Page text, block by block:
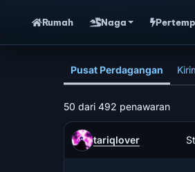
Rumah Naga
Pusat Perdagangan
50 dari 492 penawaran
tariqlover